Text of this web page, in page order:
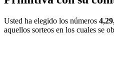
Usted ha elegido los números
aquellos sorteos en los cuales se